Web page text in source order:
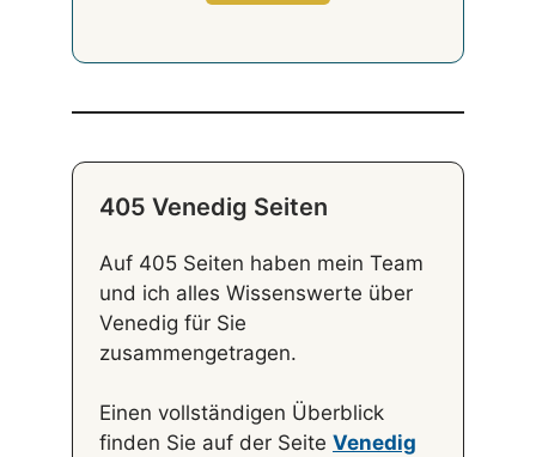
405 Venedig Seiten
Auf 405 Seiten haben mein Team
und ich alles Wissenswerte über
Venedig für Sie
zusammengetragen.
Einen vollständigen Überblick
finden Sie auf der Seite Venedig